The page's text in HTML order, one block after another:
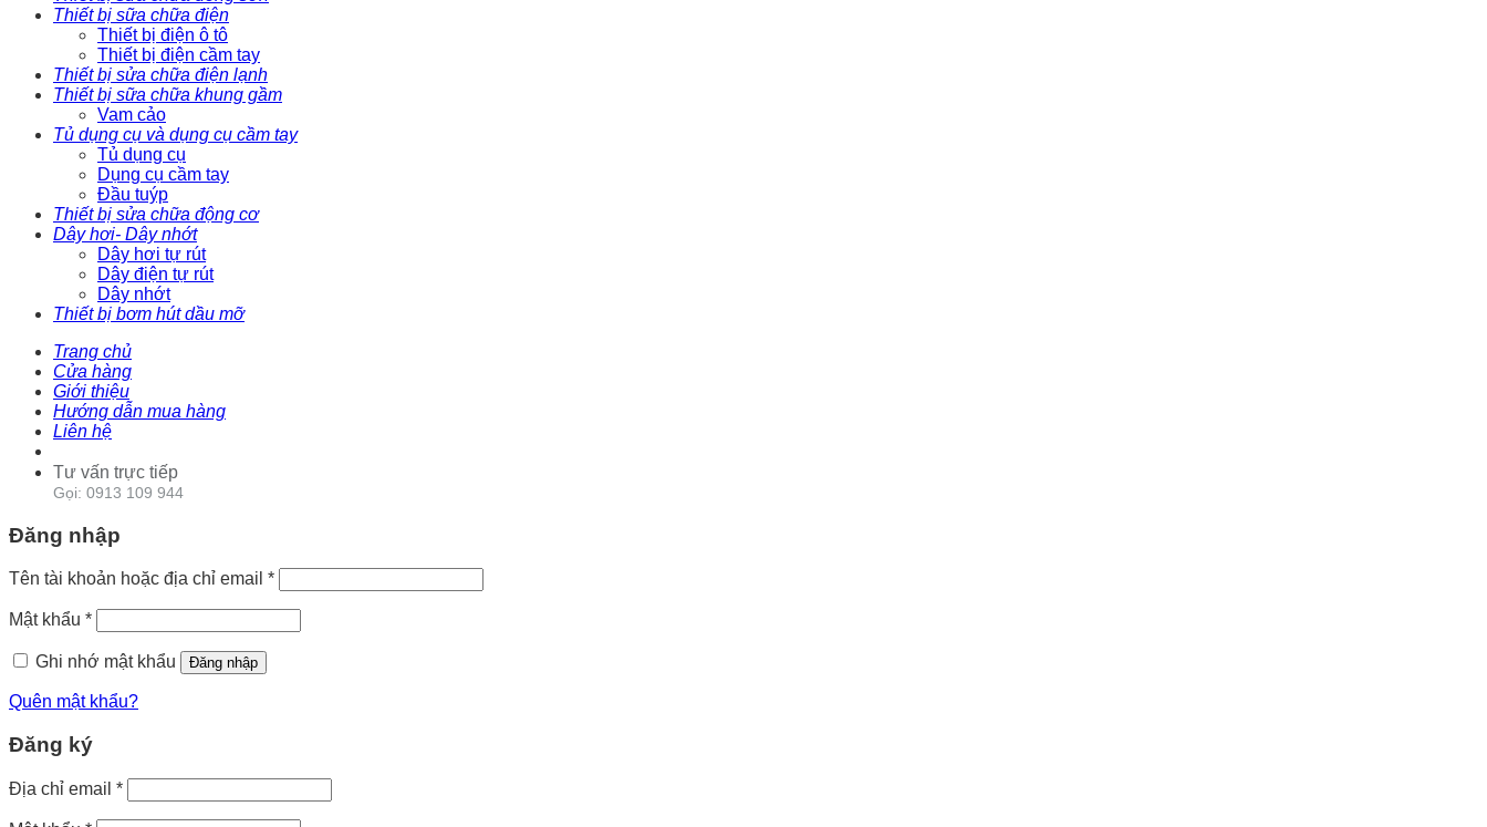
Thiết bị sữa chữa điện
Thiết bị điện ô tô
Thiết bị điện cầm tay
Thiết bị sửa chữa điện lạnh
Thiết bị sữa chữa khung gầm
Vam cảo
Tủ dụng cụ và dụng cụ cầm tay
Tủ dụng cụ
Dụng cụ cầm tay
Đầu tuýp
Thiết bị sửa chữa động cơ
Dây hơi- Dây nhớt
Dây hơi tự rút
Dây điện tự rút
Dây nhớt
Thiết bị bơm hút dầu mỡ
Trang chủ
Cửa hàng
Giới thiệu
Hướng dẫn mua hàng
Liên hệ
Tư vấn trực tiếp
Gọi: 0913 109 944
Đăng nhập
Tên tài khoản hoặc địa chỉ email *
Mật khẩu *
Ghi nhớ mật khẩu Đăng nhập
Quên mật khẩu?
Đăng ký
Địa chỉ email *